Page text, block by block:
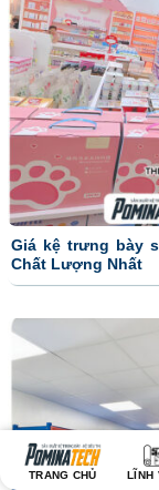
Giá kệ trưng bày
Chất Lượng Nhất
TRANG CHỦ LĨNH